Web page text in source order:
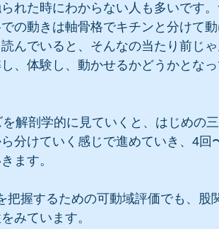
れた時にわからない人も多いです
の動きは軸骨格でキチンと分けて
んでいると、そんなの当たり前じ
、体験し、動かせるかどうかとな
解剖学的に見ていくと、はじめの
分けていく感じで進めていき、4回
ます。
把握するための可動域評価でも、股
みています。